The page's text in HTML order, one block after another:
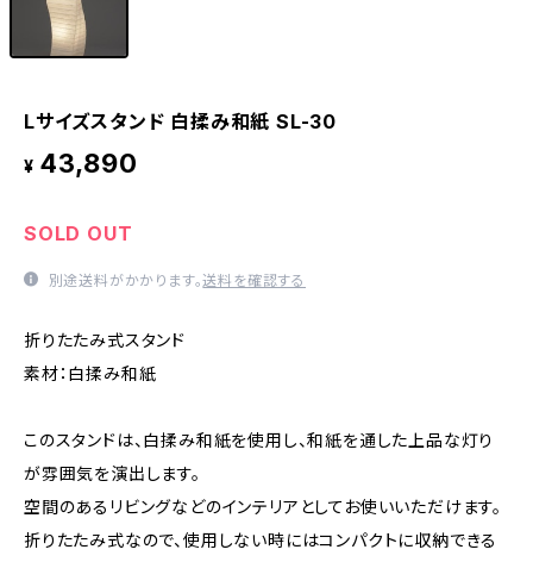
Lサイズスタンド 白揉み和紙 SL-30
¥ 43,890
SOLD OUT
別途送料がかかります。送料を確認する
折りたたみ式スタンド
素材：白揉み和紙
このスタンドは、白揉み和紙を使用し、和紙を通した上品な灯り
が雰囲気を演出します。
空間のあるリビングなどのインテリアとしてお使いいただけます。
折りたたみ式なので、使用しない時にはコンパクトに収納できる